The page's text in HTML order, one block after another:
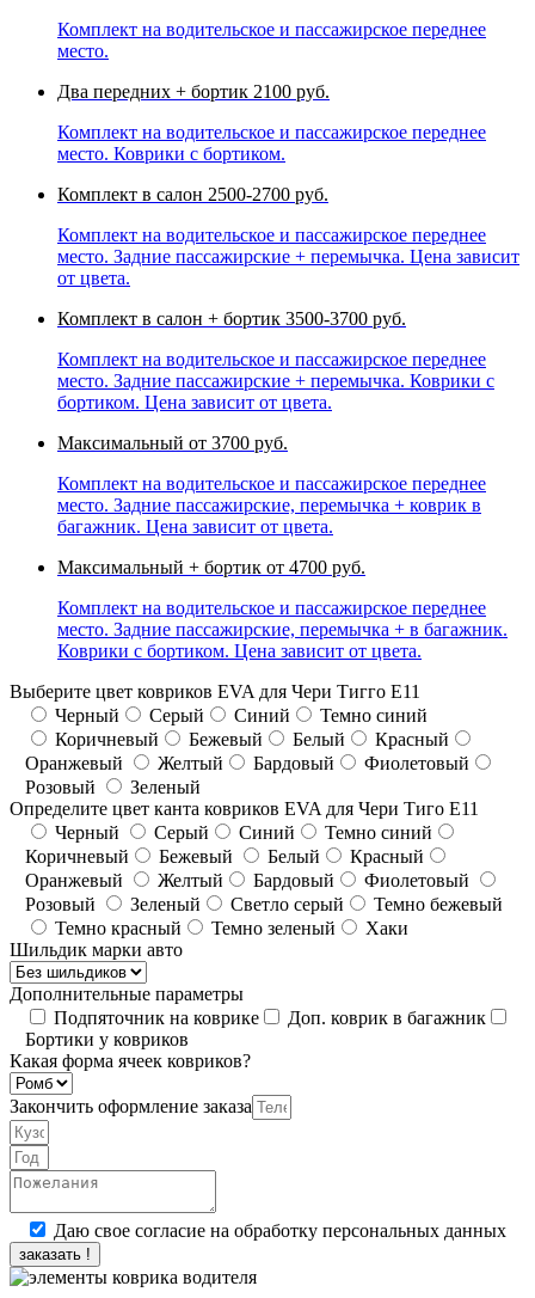
Комплект на водительское и пассажирское переднее
место.
Два передних + бортик 2100 руб.
Комплект на водительское и пассажирское переднее
место. Коврики с бортиком.
Комплект в салон 2500-2700 руб.
Комплект на водительское и пассажирское переднее
место. Задние пассажирские + перемычка. Цена зависит
от цвета.
Комплект в салон + бортик 3500-3700 руб.
Комплект на водительское и пассажирское переднее
место. Задние пассажирские + перемычка. Коврики с
бортиком. Цена зависит от цвета.
Максимальный от 3700 руб.
Комплект на водительское и пассажирское переднее
место. Задние пассажирские, перемычка + коврик в
багажник. Цена зависит от цвета.
Максимальный + бортик от 4700 руб.
Комплект на водительское и пассажирское переднее
место. Задние пассажирские, перемычка + в багажник.
Коврики с бортиком. Цена зависит от цвета.
Выберите цвет ковриков EVA для Чери Тигго Е11
Черный
Серый Синий
Темно синий
Коричневый
Бежевый Белый
Красный
Оранжевый
Желтый Бардовый
Фиолетовый
Розовый
Зеленый
Определите цвет канта ковриков EVA для Чери Тиго Е11
Черный
Серый Синий
Темно синий
Коричневый
Бежевый Белый
Красный
Оранжевый
Желтый Бардовый
Фиолетовый
Розовый
Зеленый Светло серый
Темно бежевый
Темно красный
Темно зеленый
Хаки
Шильдик марки авто
Дополнительные параметры
Подпяточник на коврике
Доп. коврик в багажник
Бортики у ковриков
Какая форма ячеек ковриков?
Закончить оформление заказа
Даю свое согласие на обработку персональных данных
заказать !